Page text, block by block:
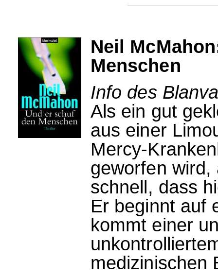
Neil
Menschen
Info des
Als ein gut
aus einer
Mercy-
geworfen
schnell, dass
Er beginnt auf
kommt einer
medizinischen